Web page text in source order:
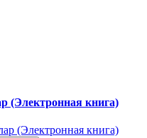
(Электронная книга)